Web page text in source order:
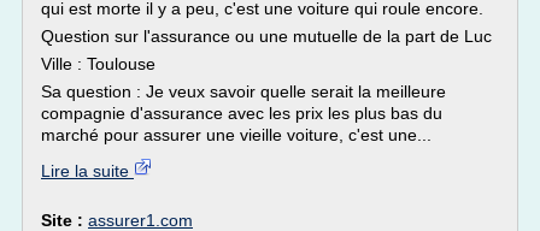
qui est morte il y a peu, c'est une voiture qui roule encore.
Question sur l'assurance ou une mutuelle de la part de Luc
Ville : Toulouse
Sa question : Je veux savoir quelle serait la meilleure
compagnie d'assurance avec les prix les plus bas du
marché pour assurer une vieille voiture, c'est une...
Lire la suite
Site : assurer1.com